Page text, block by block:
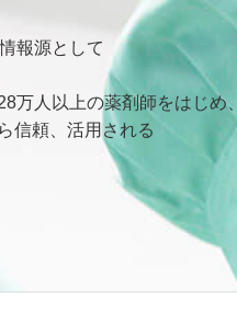
報源として
万人以上の薬剤師をはじめ、
信頼、活用される